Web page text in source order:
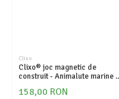
Clixo
Clixo® joc magnetic de
construit - Animalute marine (
158,00 RON